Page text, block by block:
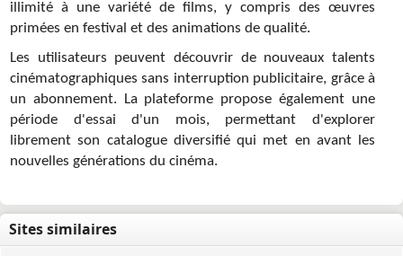
illimité à une variété de films, y compris des œuvres
primées en festival et des animations de qualité.
Les utilisateurs peuvent découvrir de nouveaux talents
cinématographiques sans interruption publicitaire, grâce à
un abonnement. La plateforme propose également une
période d'essai d'un mois, permettant d'explorer
librement son catalogue diversifié qui met en avant les
nouvelles générations du cinéma.